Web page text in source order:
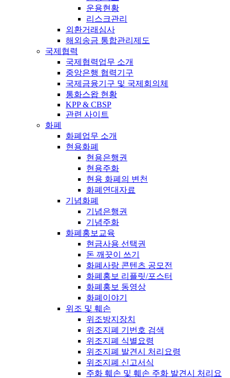
운용현황
리스크관리
외환거래심사
해외송금 통합관리제도
국제협력
국제협력업무 소개
중앙은행 협력기구
국제금융기구 및 국제회의체
통화스왑 현황
KPP & CBSP
관련 사이트
화폐
화폐업무 소개
현용화폐
현용은행권
현용주화
현용 화폐의 변천
화폐연대자료
기념화폐
기념은행권
기념주화
화폐홍보교육
현금사용 선택권
돈 깨끗이 쓰기
화폐사랑 콘텐츠 공모전
화폐홍보 리플릿/포스터
화폐홍보 동영상
화폐이야기
위조 및 훼손
위조방지장치
위조지폐 기번호 검색
위조지폐 식별요령
위조지폐 발견시 처리요령
위조지폐 신고서식
주화 훼손 및 훼손 주화 발견시 처리요